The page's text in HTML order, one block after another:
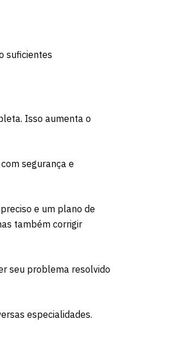
suficientes
Isso aumenta o
segurança e
e um plano de
também corrigir
seu problema resolvido
especialidades.